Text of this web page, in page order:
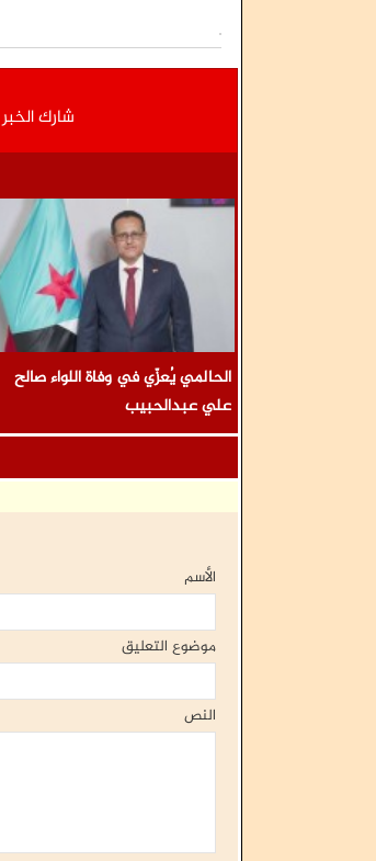
شارك الخبر
الحالمي يُعزّي في وفاة اللواء صالح
علي عبدالحبيب
الأسم
موضوع التعليق
النص